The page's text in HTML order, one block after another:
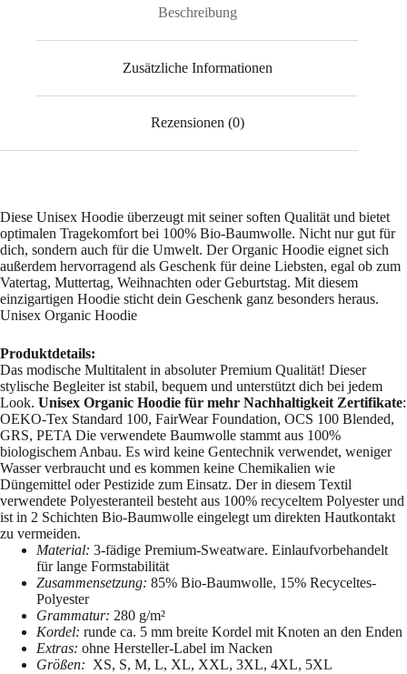
Beschreibung
Zusätzliche Informationen
Rezensionen (0)
Diese Unisex Hoodie überzeugt mit seiner soften Qualität und bietet
optimalen Tragekomfort bei 100% Bio-Baumwolle. Nicht nur gut für
dich, sondern auch für die Umwelt. Der Organic Hoodie eignet sich
außerdem hervorragend als Geschenk für deine Liebsten, egal ob zum
Vatertag, Muttertag, Weihnachten oder Geburtstag. Mit diesem
einzigartigen Hoodie sticht dein Geschenk ganz besonders heraus.
Unisex Organic Hoodie
Produktdetails:
Das modische Multitalent in absoluter Premium Qualität! Dieser
stylische Begleiter ist stabil, bequem und unterstützt dich bei jedem
Look. Unisex Organic Hoodie für mehr Nachhaltigkeit Zertifikate:
OEKO-Tex Standard 100, FairWear Foundation, OCS 100 Blended,
GRS, PETA Die verwendete Baumwolle stammt aus 100%
biologischem Anbau. Es wird keine Gentechnik verwendet, weniger
Wasser verbraucht und es kommen keine Chemikalien wie
Düngemittel oder Pestizide zum Einsatz. Der in diesem Textil
verwendete Polyesteranteil besteht aus 100% recyceltem Polyester und
ist in 2 Schichten Bio-Baumwolle eingelegt um direkten Hautkontakt
zu vermeiden.
Material: 3-fädige Premium-Sweatware. Einlaufvorbehandelt
für lange Formstabilität
Zusammensetzung: 85% Bio-Baumwolle, 15% Recyceltes-
Polyester
Grammatur: 280 g/m²
Kordel: runde ca. 5 mm breite Kordel mit Knoten an den Enden
Extras: ohne Hersteller-Label im Nacken
Größen: XS, S, M, L, XL, XXL, 3XL, 4XL, 5XL